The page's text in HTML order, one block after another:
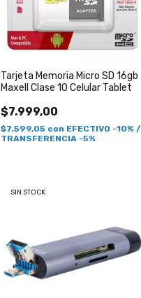
Tarjeta Memoria Micro SD 16gb
Maxell Clase 10 Celular Tablet
$7.999,00
$7.599,05 con EFECTIVO -10% /
TRANSFERENCIA -5%
SIN STOCK